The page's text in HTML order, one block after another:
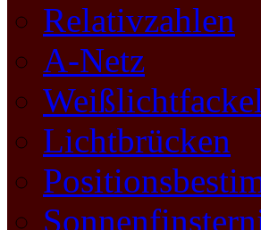
Relativzahlen
A-Netz
Lichtbrücken